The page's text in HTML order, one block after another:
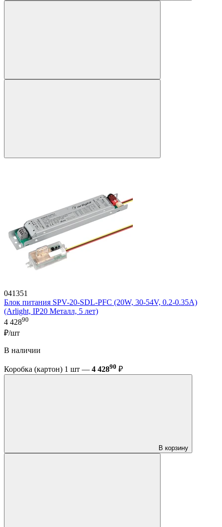
041351
Блок питания SPV-20-SDL-PFC (20W, 30-54V, 0.2-0.35A)
(Arlight, IP20 Металл, 5 лет)
4 42890
₽/шт
В наличии
Коробка (картон) 1 шт — 4 42890 ₽
В корзину